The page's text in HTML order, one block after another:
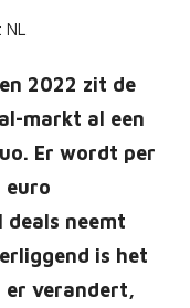
NL
2022 zit de
markt al een
Er wordt per
euro
neemt
is het
er verandert,